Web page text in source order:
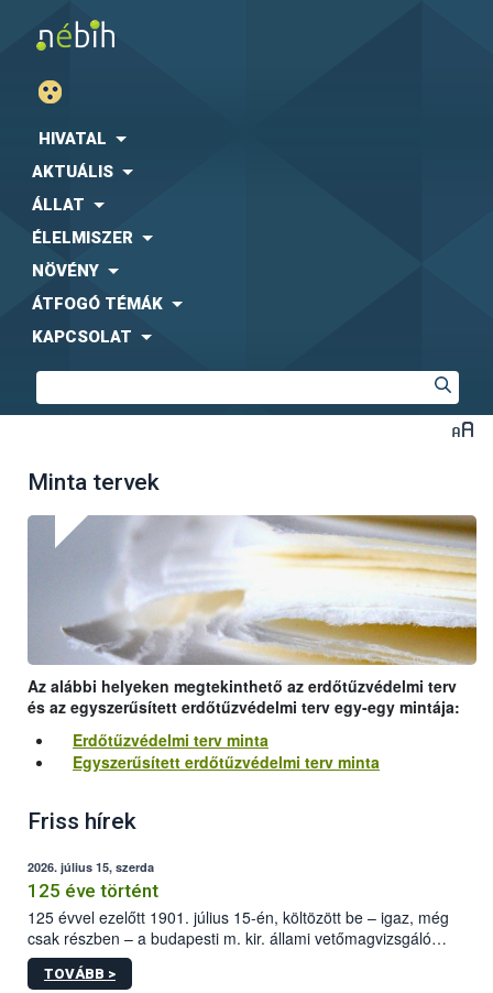
HIVATAL
AKTUÁLIS
ÁLLAT
ÉLELMISZER
NÖVÉNY
ÁTFOGÓ TÉMÁK
KAPCSOLAT
Minta tervek
Az alábbi helyeken megtekinthető az erdőtűzvédelmi terv
és az egyszerűsített erdőtűzvédelmi terv egy-egy mintája:
Erdőtűzvédelmi terv minta
Egyszerűsített erdőtűzvédelmi terv minta
Friss hírek
2026. július 15, szerda
125 éve történt
125 évvel ezelőtt 1901. július 15-én, költözött be – igaz, még
csak részben – a budapesti m. kir. állami vetőmagvizsgáló
állomás a Kis Rókus utca 15. szám alatti, Czigler Győző által
tervezett új épületébe.
TOVÁBB >